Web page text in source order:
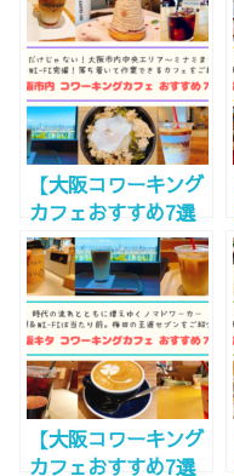
紹介！食べログ百名
店も多し！
【大阪コワーキング
カフェおすすめ7選
Vol.4～中央・ミナ
ミ編～】電源WiFi完
備！快適空間でお仕
事、勉強…そして充
電！
【大阪コワーキング
カフェおすすめ7選